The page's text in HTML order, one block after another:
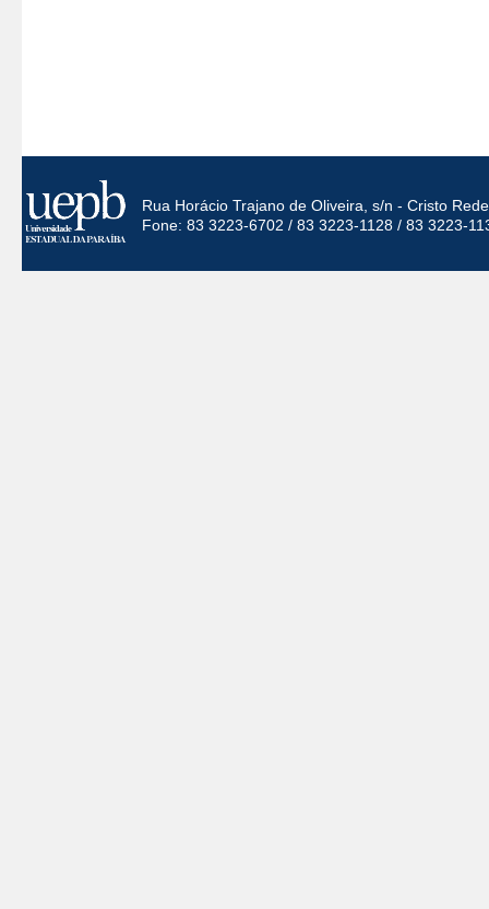
Rua Horácio Trajano de Oliveira, s/n - Cristo
Fone: 83 3223-6702 / 83 3223-1128 / 83 3223-